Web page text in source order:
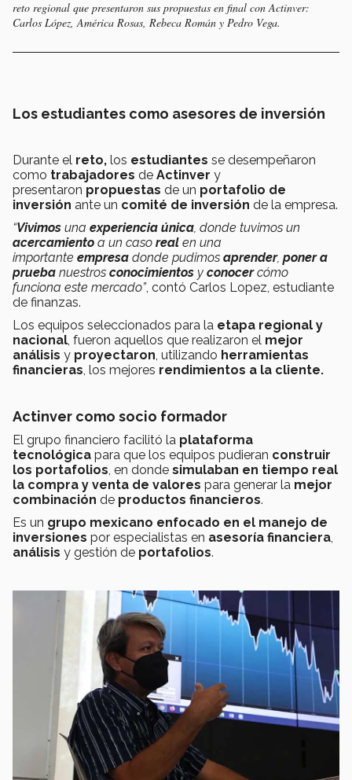
reto regional que presentaron sus propuestas en final con Actinver:
Carlos López, América Rosas, Rebeca Román y Pedro Vega.
Los estudiantes como asesores de inversión
Durante el reto, los estudiantes se desempeñaron
como trabajadores de Actinver y
presentaron propuestas de un portafolio de
inversión ante un comité de inversión de la empresa.
“Vivimos una experiencia única, donde tuvimos un
acercamiento a un caso real en una
importante empresa donde pudimos aprender, poner a
prueba nuestros conocimientos y conocercómo
funciona este mercado”, contó Carlos Lopez, estudiante
de finanzas.
Los equipos seleccionados para la etapa regional y
nacional, fueron aquellos que realizaron el mejor
análisis y proyectaron, utilizando herramientas
financieras, los mejores rendimientos a la cliente.
Actinver como socio formador
El grupo financiero facilitó la plataforma
tecnológica para que los equipos pudieran construir
los portafolios, en donde simulaban en tiempo real
la compra y venta de valores para generar la mejor
combinación de productos financieros.
Es un grupo mexicano enfocado en el manejo de
inversiones por especialistas en asesoría financiera,
análisis y gestión de portafolios.